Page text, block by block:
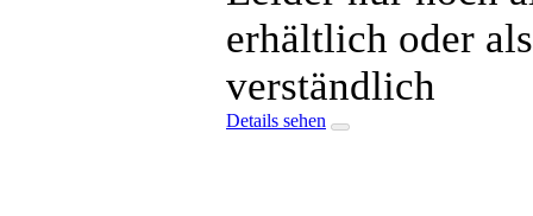
erhältlich oder
verständlich
Details sehen